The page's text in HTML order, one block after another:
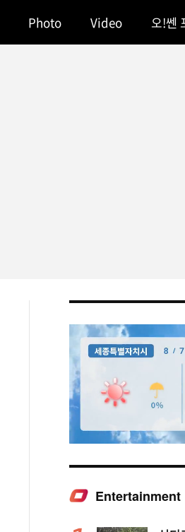
Photo Video 오!쎈
Entertainment